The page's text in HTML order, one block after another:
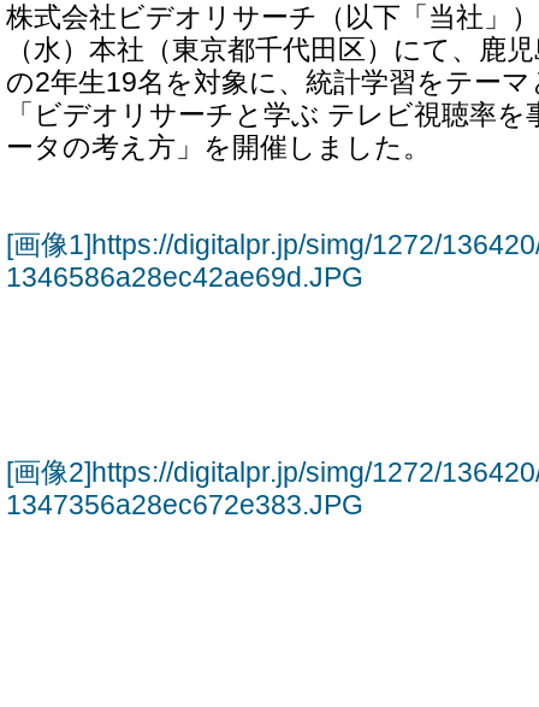
株式会社ビデオリサーチ（以下「当社」
（水）本社（東京都千代田区）にて、鹿
の2年生19名を対象に、統計学習をテー
「ビデオリサーチと学ぶ テレビ視聴率
ータの考え方」を開催しました。
[画像1]https://digitalpr.jp/simg/1272/
1346586a28ec42ae69d.JPG
[画像2]https://digitalpr.jp/simg/1272/
1347356a28ec672e383.JPG